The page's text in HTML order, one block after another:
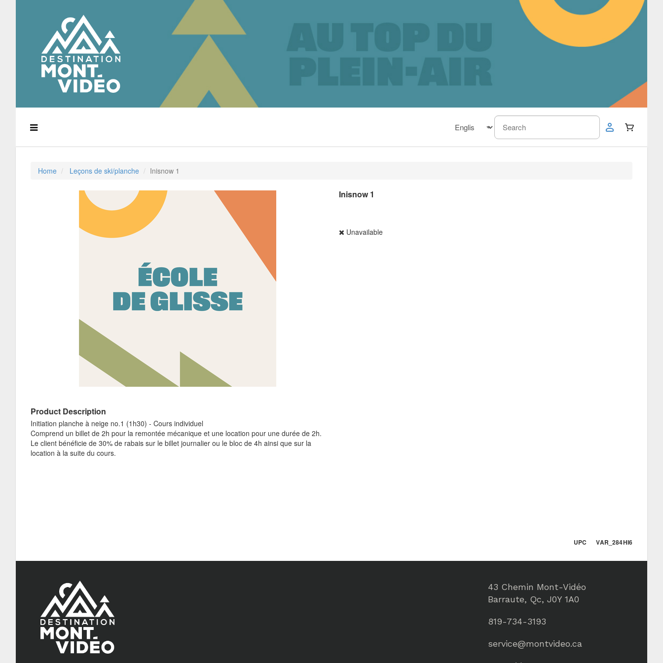
Home Leçons de ski/planche Inisnow 1
Product Description
Initiation planche à neige no.1 (1h30) - Cours individuel
Comprend un billet de 2h pour la remontée mécanique et une location pour une durée de 2h.
Le client bénéficie de 30% de rabais sur le billet journalier ou le bloc de 4h ainsi que sur la
location à la suite du cours.
Inisnow 1
Unavailable
UPC VAR_284HI6
43 Chemin Mont-Vidéo
Barraute, Qc, J0Y 1A0
819-734-3193
service@montvideo.ca